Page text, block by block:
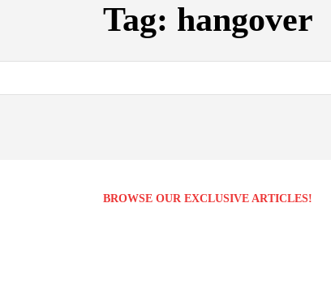
Tag: hangover
BROWSE OUR EXCLUSIVE ARTICLES!